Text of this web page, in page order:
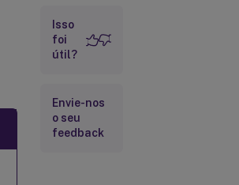
Interoperabilidade
e roaming
Isso
foi
útil?
Envie-nos
o seu
feedback